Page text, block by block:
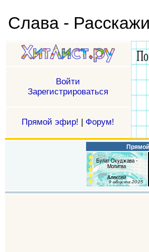
Слава -
Войти
Зарегистрироваться
Прямой эфир! | Форум!